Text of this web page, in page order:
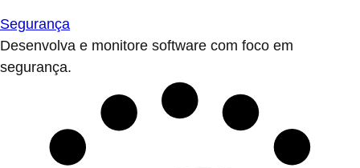
Segurança
Desenvolva e monitore software com foco em
segurança.